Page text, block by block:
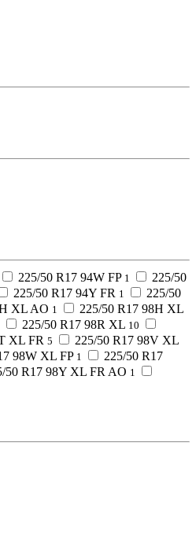
225/50 R17 94W FP 1
225/50
225/50 R17 94Y FR 1
225/50
XL AO 1
225/50 R17 98H XL
225/50 R17 98R XL 10
XL FR 5 225/50 R17 98V XL
98W XL FP 1
225/50 R17
50 R17 98Y XL FR AO 1